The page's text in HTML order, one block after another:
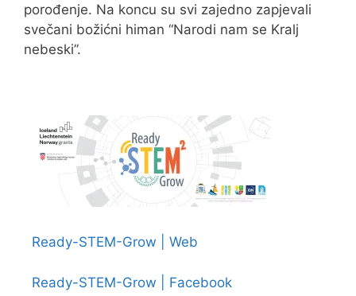
porođenje. Na koncu su svi zajedno zapjevali
svečani božićni himan “Narodi nam se Kralj
nebeski”.
Ready-STEM-Grow | Web
Ready-STEM-Grow | Facebook